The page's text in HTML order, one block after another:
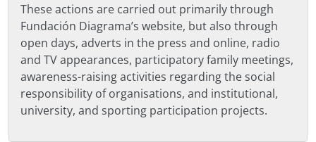
These actions are carried out primarily through
Fundación Diagrama’s website, but also through
open days, adverts in the press and online, radio
and TV appearances, participatory family meetings,
awareness-raising activities regarding the social
responsibility of organisations, and institutional,
university, and sporting participation projects.